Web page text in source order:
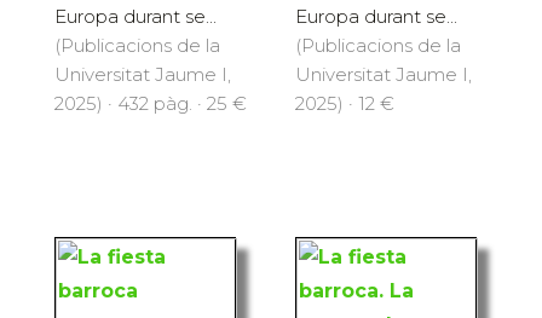
Europa durant se...
(Publicacions de la
Universitat Jaume I,
2025) · 432 pàg. · 25 €
Europa durant se...
(Publicacions de la
Universitat Jaume I,
2025) · 12 €